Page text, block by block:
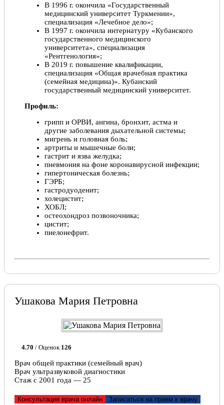
В 1996 г. окончила «Государственный
медицинский университет Туркмении»,
специализация «Лечебное дело»;
В 1997 г. окончила интернатуру «Кубанского
государственного медицинского
университета», специализация
«Рентгенология»;
В 2019 г. повышение квалификации,
специализация «Общая врачебная практика
(семейная медицина)». Кубанский
государственный медицинский университет.
Профиль:
грипп и ОРВИ, ангина, бронхит, астма и
другие заболевания дыхательной системы;
мигрень и головная боль;
артриты и мышечные боли;
гастрит и язва желудка;
пневмония на фоне коронавирусной инфекции;
гипертоническая болезнь;
ГЭРБ;
гастродуоденит;
холецистит;
ХОБЛ;
остеохондроз позвоночника;
цистит;
пиелонефрит.
Ушакова Мария Петровна
4.70 / Оценок 126
Врач общей практики (семейный врач)
Врач ультразвуковой диагностики
Стаж с 2001 года — 25
Консультация врача онлайн Записаться на прием к врачу